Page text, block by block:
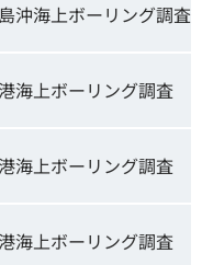
沖海上ボーリング調査
海上ボーリング調査
海上ボーリング調査
海上ボーリング調査